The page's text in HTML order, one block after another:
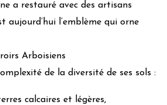
a restauré avec des artisans
aujourd’hui l’emblème qui orne
Arboisiens
de la diversité de ses sols :
calcaires et légères,